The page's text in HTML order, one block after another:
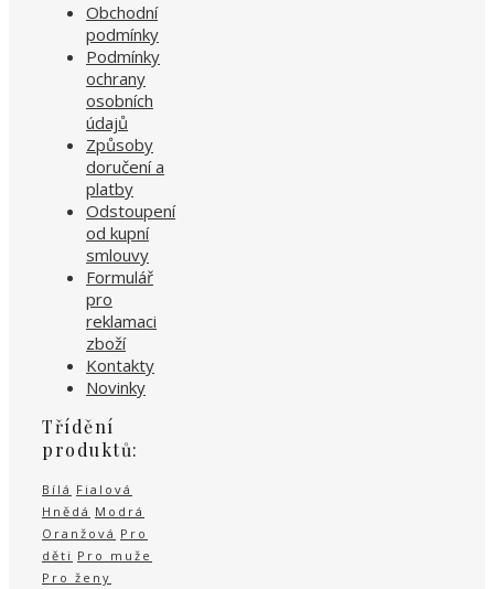
Obchodní
podmínky
Podmínky
ochrany
osobních
údajů
Způsoby
doručení a
platby
Odstoupení
od kupní
smlouvy
Formulář
pro
reklamaci
zboží
Kontakty
Novinky
Třídění
produktů:
Bílá Fialová
Hnědá Modrá
Oranžová Pro
děti Pro muže
Pro ženy